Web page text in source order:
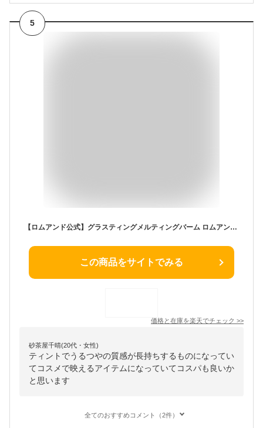
5
【ロムアンド公式】グラスティングメルティングバーム ロムアンド ヴィーイージー rom&nd Glasting Melting balm リップバーム ティント リップ リップクリーム 色付き 韓国 韓国コスメ 韓国メイク ロムアンド公式ショップ
この商品をサイトでみる
価格と在庫を楽天でチェック >>
砂茶屋千晴(20代・女性)
ティントでうるつやの質感が長持ちするものになってい
てコスメで映えるアイテムになっていてコスパも良いか
と思います
全てのおすすめコメント（2件）